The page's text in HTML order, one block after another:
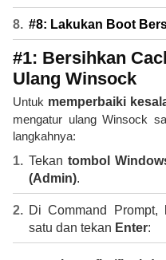
#8: Lakukan Boot
#1: Bersihkan
Ulang Winsock
Untuk memperbaiki
mengatur ulang Winsock
langkahnya:
Tekan tombol
(Admin).
Di Command
satu dan tekan Enter: